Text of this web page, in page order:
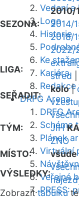
Vedení
Logo
Historie
Ke
Kariéra
Redakce
DRFG Arena
DRFG
Schéma
Plánek
Virtuální
Veřejné
PRESS:
SEZONA:
2010/
2014/
2018/
2022/
LIGA:
střed
SEŘADIT:
kolo|
TÝM:
JIH
ZNO
MÍSTO:
všude
VÝSLEDKY:
Zobrazittabulku